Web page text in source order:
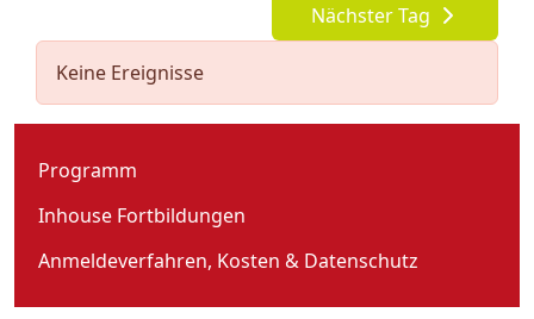
Nächster Tag
Keine Ereignisse
Programm
Inhouse Fortbildungen
Anmeldeverfahren, Kosten & Datenschutz